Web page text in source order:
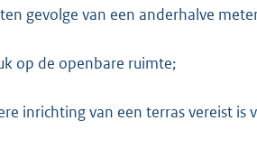
gevolge van een anderhalve
op de openbare ruimte;
inrichting van een terras vereist is